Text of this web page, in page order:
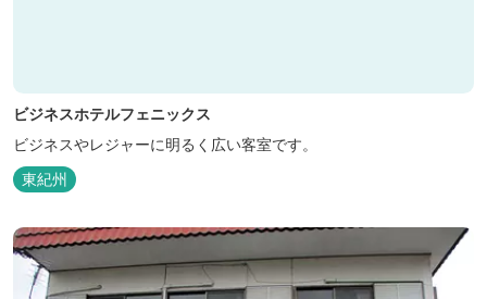
ビジネスホテルフェニックス
ビジネスやレジャーに明るく広い客室です。
東紀州